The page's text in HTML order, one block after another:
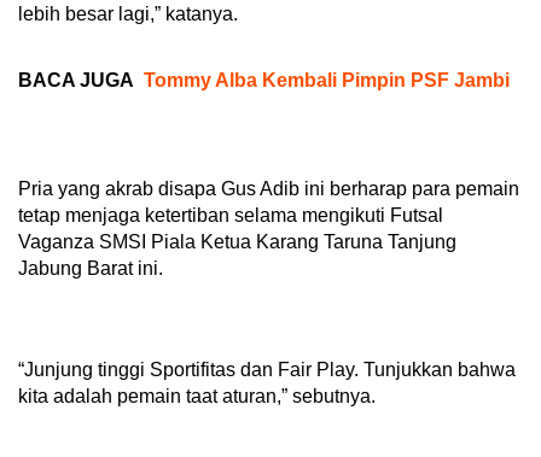
lebih besar lagi,” katanya.
BACA JUGA Tommy Alba Kembali Pimpin PSF Jambi
Pria yang akrab disapa Gus Adib ini berharap para pemain
tetap menjaga ketertiban selama mengikuti Futsal
Vaganza SMSI Piala Ketua Karang Taruna Tanjung
Jabung Barat ini.
“Junjung tinggi Sportifitas dan Fair Play. Tunjukkan bahwa
kita adalah pemain taat aturan,” sebutnya.